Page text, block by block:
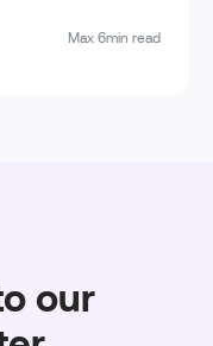
im
Belastung
steht allen
beträgt er
Max 6min read
our